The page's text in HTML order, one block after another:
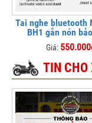
Tai nghe bluetooth
BH1 gắn nón
Giá:
TIN CHO